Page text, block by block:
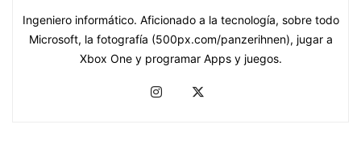
Ingeniero informático. Aficionado a la tecnología, sobre todo
Microsoft, la fotografía (500px.com/panzerihnen), jugar a
Xbox One y programar Apps y juegos.